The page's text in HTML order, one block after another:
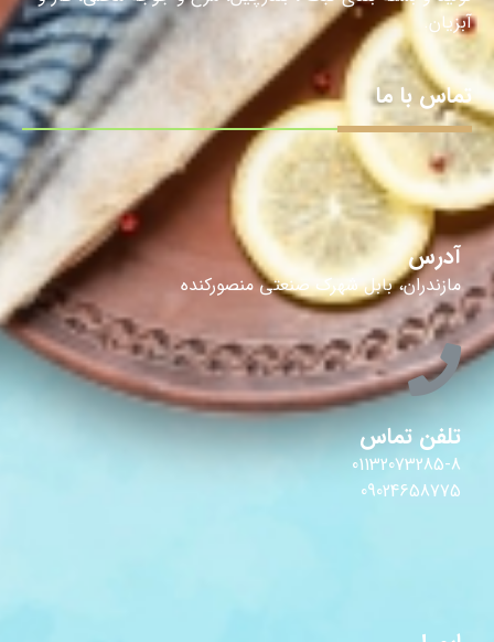
آبزیان.
تماس با ما
آدرس
مازندران، بابل شهرک صنعتی منصورکنده
تلفن تماس
01132073285-8
09024658775